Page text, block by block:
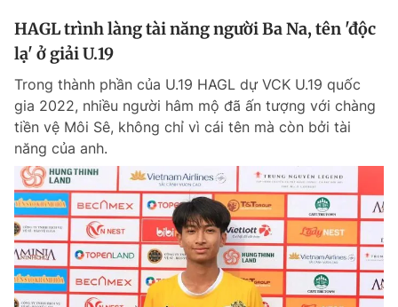
HAGL trình làng tài năng người Ba Na, tên 'độc
lạ' ở giải U.19
Trong thành phần của U.19 HAGL dự VCK U.19 quốc
gia 2022, nhiều người hâm mộ đã ấn tượng với chàng
tiền vệ Môi Sê, không chỉ vì cái tên mà còn bởi tài
năng của anh.